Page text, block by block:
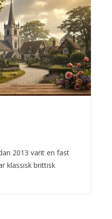
2013 varit en fast
klassisk brittisk